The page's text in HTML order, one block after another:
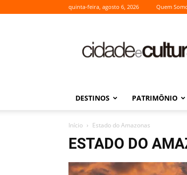
quinta-feira, agosto 6, 2026 Quem
Cultura
DESTINOS PATRIMÔNIO
Início Estado do Amazonas
ESTADO DO